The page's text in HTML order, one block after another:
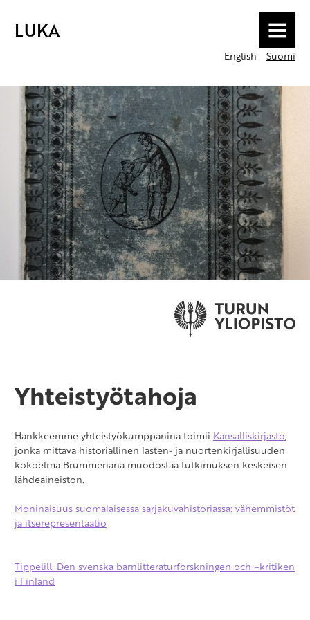
LUKA MENU
English Suomi
Yhteistyötahoja
Hankkeemme yhteistyökumppanina toimii Kansalliskirjasto,
jonka mittava historiallinen lasten- ja nuortenkirjallisuuden
kokoelma Brummeriana muodostaa tutkimuksen keskeisen
lähdeaineiston.
Moninaisuus suomalaisessa sarjakuvahistoriassa: vähemmistöt
ja itserepresentaatio
Tippelill. Den svenska barnlitteraturforskningen och –kritiken
i Finland